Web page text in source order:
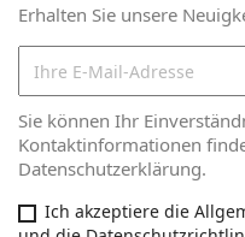
Erhalten Sie unsere
Sie können Ihr
Kontaktinformationen
Datenschutzerklärung.
Ich akzeptiere die